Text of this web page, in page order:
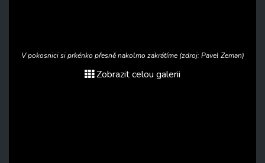
V pokosnici si prkénko přesně nakolmo zakrátíme (zdroj: Pavel Zeman)
Zobrazit celou galerii